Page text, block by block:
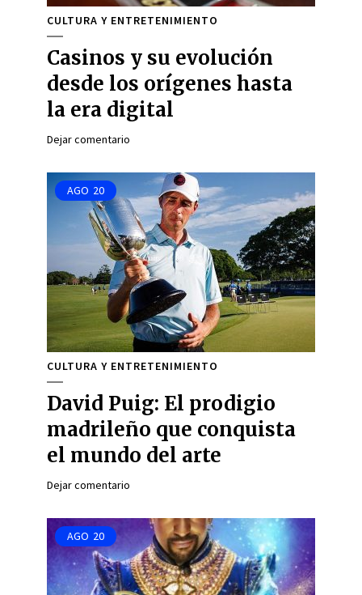
CULTURA Y ENTRETENIMIENTO
Casinos y su evolución
desde los orígenes hasta
la era digital
Dejar comentario
AGO 20
CULTURA Y ENTRETENIMIENTO
David Puig: El prodigio
madrileño que conquista
el mundo del arte
Dejar comentario
AGO 20